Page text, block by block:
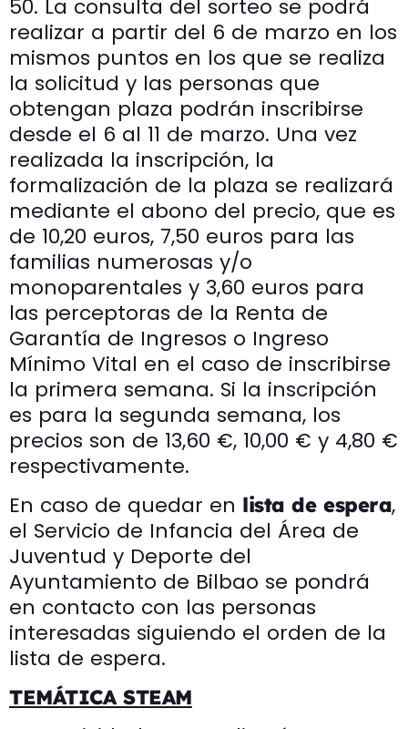
50. La consulta del sorteo se podrá
realizar a partir del 6 de marzo en los
mismos puntos en los que se realiza
la solicitud y las personas que
obtengan plaza podrán inscribirse
desde el 6 al 11 de marzo. Una vez
realizada la inscripción, la
formalización de la plaza se realizará
mediante el abono del precio, que es
de 10,20 euros, 7,50 euros para las
familias numerosas y/o
monoparentales y 3,60 euros para
las perceptoras de la Renta de
Garantía de Ingresos o Ingreso
Mínimo Vital en el caso de inscribirse
la primera semana. Si la inscripción
es para la segunda semana, los
precios son de 13,60 €, 10,00 € y 4,80 €
respectivamente.
En caso de quedar en lista de espera,
el Servicio de Infancia del Área de
Juventud y Deporte del
Ayuntamiento de Bilbao se pondrá
en contacto con las personas
interesadas siguiendo el orden de la
lista de espera.
TEMÁTICA STEAM